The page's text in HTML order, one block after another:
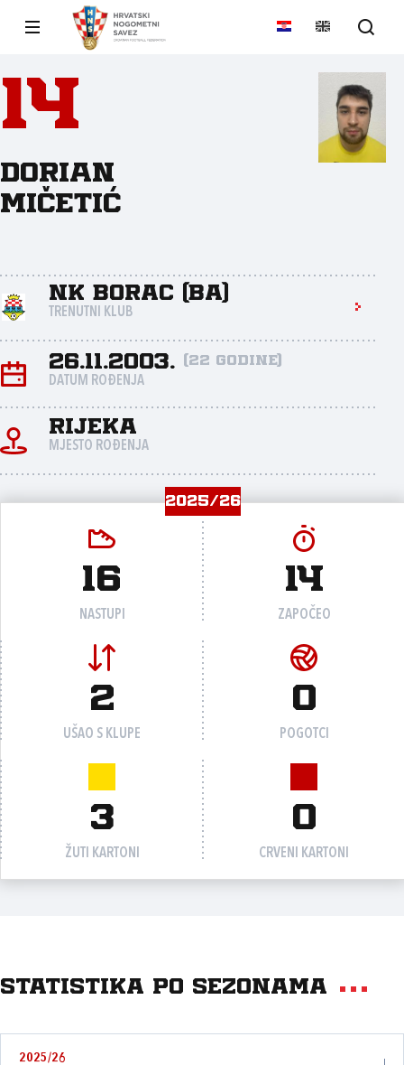
14
Dorian
Mičetić
NK Borac (Ba)
TRENUTNI KLUB
26.11.2003. (22 godine)
DATUM ROĐENJA
Rijeka
MJESTO ROĐENJA
2025/26
16
NASTUPI
14
ZAPOČEO
2
UŠAO S KLUPE
0
POGOTCI
3
ŽUTI KARTONI
0
CRVENI KARTONI
Statistika po sezonama
2025/26